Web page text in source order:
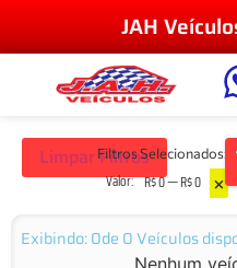
JAH
Limpar FiltrosFiltros Selecionados:
Valor: R$ 0 — R$ 0 ×
Exibindo:0de 0Veículos
Nenhum